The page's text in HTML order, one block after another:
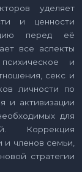
уделяет
и ценности
перед её
все аспекты
и
секс и
личности по
и активизации
для
Коррекция
и членов семьи,
стратегии